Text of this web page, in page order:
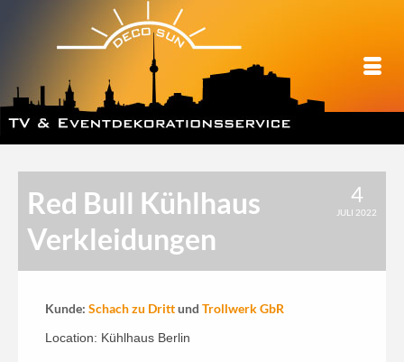
4
JULI 2022
Red Bull Kühlhaus
Verkleidungen
Kunde: Schach zu Drittund Trollwerk GbR
Location: Kühlhaus Berlin